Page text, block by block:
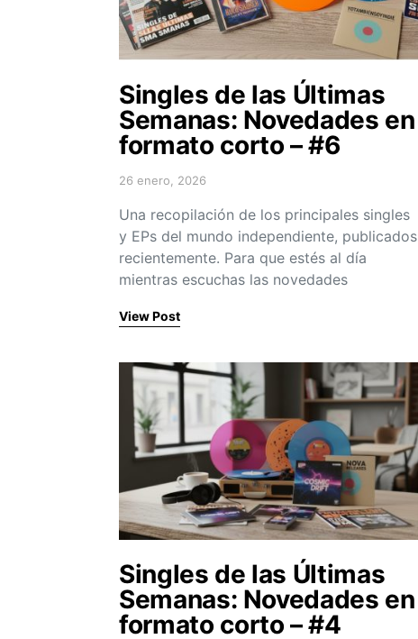
Singles de las Últimas
Semanas: Novedades en
formato corto – #6
Posted on
26 enero, 2026
Una recopilación de los principales singles
y EPs del mundo independiente, publicados
recientemente. Para que estés al día
mientras escuchas las novedades
View Post
Singles de las Últimas
Semanas: Novedades en
formato corto – #4